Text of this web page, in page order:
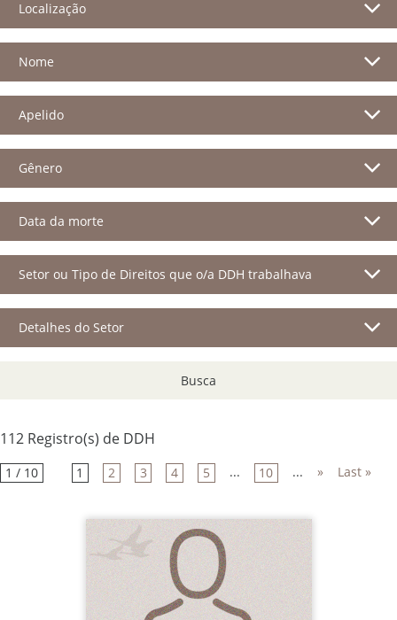
Localização
Nome
Apelido
Gênero
Data da morte
Setor ou Tipo de Direitos que o/a DDH trabalhava
Detalhes do Setor
Busca
112 Registro(s) de DDH
1 / 10 1 2 3 4 5 ... 10 ... » Last »